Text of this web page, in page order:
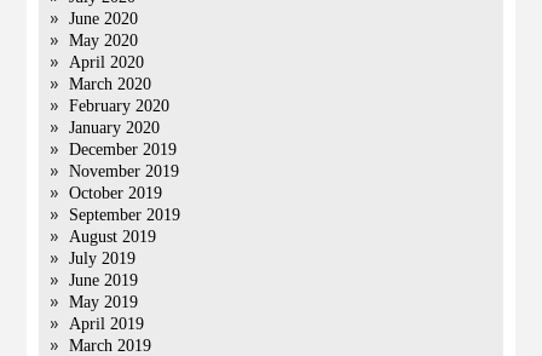
June 2020
May 2020
April 2020
March 2020
February 2020
January 2020
December 2019
November 2019
October 2019
September 2019
August 2019
July 2019
June 2019
May 2019
April 2019
March 2019